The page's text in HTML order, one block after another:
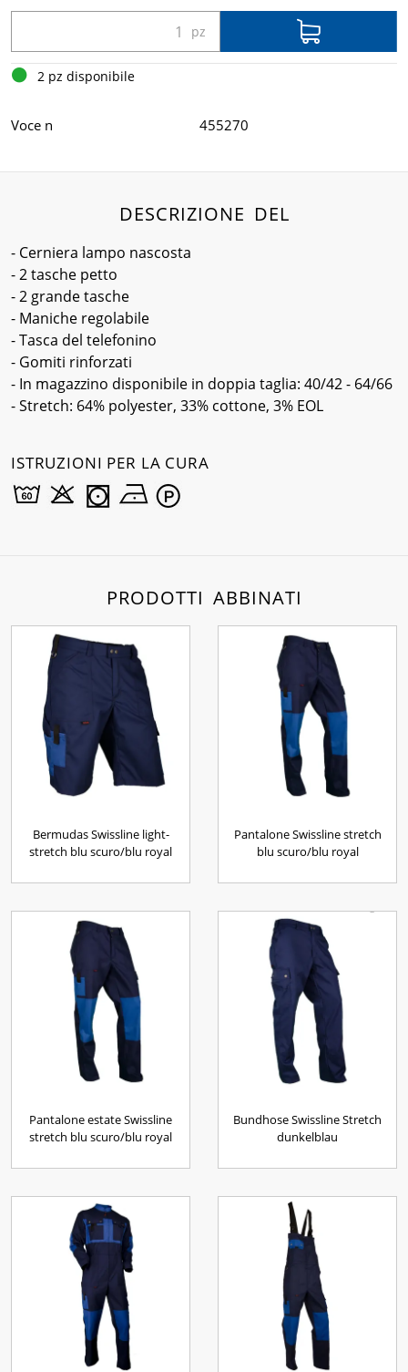
2 pz disponibile
Voce n 455270
DESCRIZIONE DEL
- Cerniera lampo nascosta
- 2 tasche petto
- 2 grande tasche
- Maniche regolabile
- Tasca del telefonino
- Gomiti rinforzati
- In magazzino disponibile in doppia taglia: 40/42 - 64/66
- Stretch: 64% polyester, 33% cottone, 3% EOL
ISTRUZIONI PER LA CURA
PRODOTTI ABBINATI
Bermudas Swissline light-
stretch blu scuro/blu royal
Pantalone Swissline stretch
blu scuro/blu royal
Pantalone estate Swissline
stretch blu scuro/blu royal
Bundhose Swissline Stretch
dunkelblau